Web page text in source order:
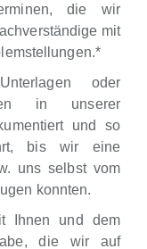
die wir
mit
oder
in unserer
und so
bis wir eine
uns selbst vom
konnten.
Ihnen und dem
die wir auf